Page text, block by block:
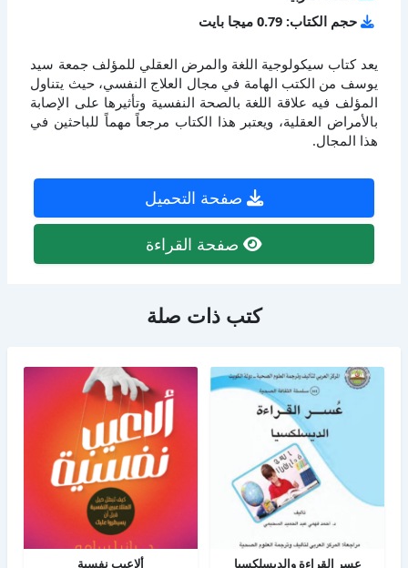
حجم الكتاب: 0.79 ميجا بايت
يعد كتاب سيكولوجية اللغة والمرض العقلي للمؤلف جمعة سيد
يوسف من الكتب الهامة في مجال العلاج النفسي، حيث يتناول
المؤلف فيه علاقة اللغة بالصحة النفسية وتأثيرها على الإصابة
بالأمراض العقلية، ويعتبر هذا الكتاب مرجعاً مهماً للباحثين في
هذا المجال.
صفحة التحميل
صفحة القراءة
كتب ذات صلة
عسر القراءة والديسلكسيا ألاعيب نفسية